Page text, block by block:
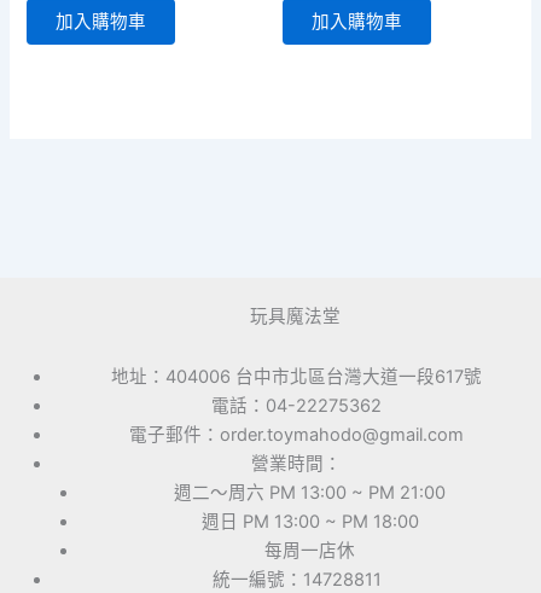
加入購物車 加入購物車
玩具魔法堂
地址：404006 台中市北區台灣大道一段617號
電話：04-22275362
電子郵件：order.toymahodo@gmail.com
營業時間：
週二～周六 PM 13:00 ~ PM 21:00
週日 PM 13:00 ~ PM 18:00
每周一店休
統一編號：14728811